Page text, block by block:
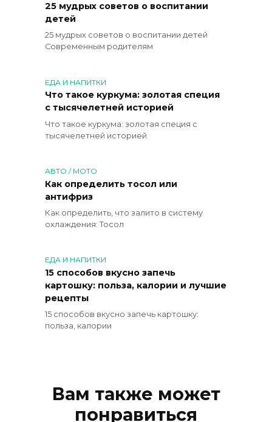
25 мудрых советов о воспитании
детей
25 мудрых советов о воспитании детей
Современным родителям
ЕДА И НАПИТКИ
Что такое куркума: золотая специя
с тысячелетней историей
Что такое куркума: золотая специя с
тысячелетней историей
АВТО / МОТО
Как определить тосол или
антифриз
Как определить, что залито в систему
охлаждения: Тосол
ЕДА И НАПИТКИ
15 способов вкусно запечь
картошку: польза, калории и лучшие
рецепты
15 способов вкусно запечь картошку:
польза, калории
Вам также может
понравиться